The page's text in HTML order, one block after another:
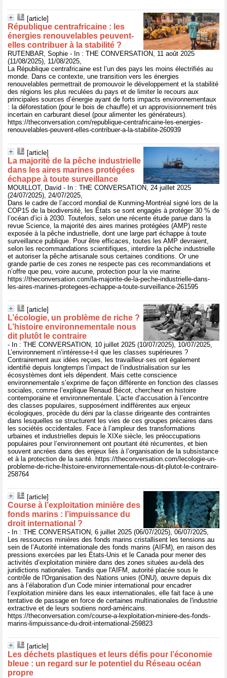
[article]
République centrafricaine : les
énergies renouvelables peuvent-
elles contribuer à la stabilité ?
RUTENBAR, Sophie - In : THE CONVERSATION, 11 août 2025
(11/08/2025), 11/08/2025,
La République centrafricaine est l’un des pays les moins électrifiés au
monde. Dans ce contexte, une transition vers les énergies
renouvelables permettrait de promouvoir le développement et la stabilité
des régions les plus reculées du pays et de limiter le recours aux
principales sources d’énergie ayant de forts impacts environnementaux
: la déforestation (pour le bois de chauffe) et un approvisionnement très
incertain en carburant diesel (pour alimenter les générateurs).
https://theconversation.com/republique-centrafricaine-les-energies-
renouvelables-peuvent-elles-contribuer-a-la-stabilite-260939
[article]
La majorité de la pêche industrielle
dans les aires marines protégées
échappe à toute surveillance
MOUILLOT, David - In : THE CONVERSATION, 24 juillet 2025
(24/07/2025), 24/07/2025,
Dans le cadre de l’accord mondial de Kunming-Montréal signé lors de la
COP15 de la biodiversité, les États se sont engagés à protéger 30 % de
l’océan d’ici à 2030. Toutefois, selon une récente étude parue dans la
revue Science, la majorité des aires marines protégées (AMP) reste
exposée à la pêche industrielle, dont une large part échappe à toute
surveillance publique. Pour être efficaces, toutes les AMP devraient,
selon les recommandations scientifiques, interdire la pêche industrielle
et autoriser la pêche artisanale sous certaines conditions. Or une
grande partie de ces zones ne respecte pas ces recommandations et
n’offre que peu, voire aucune, protection pour la vie marine.
https://theconversation.com/la-majorite-de-la-peche-industrielle-dans-
les-aires-marines-protegees-echappe-a-toute-surveillance-261595
[article]
L’écologie, un problème de riche ?
L’histoire environnementale nous
dit plutôt le contraire
- In : THE CONVERSATION, 10 juillet 2025 (10/07/2025), 10/07/2025,
L’environnement n’intéresse-t-il que les classes supérieures ?
Contrairement aux idées reçues, les travailleur·ses ont également
identifié depuis longtemps l’impact de l’industrialisation sur les
écosystèmes dont iels dépendent. Mais cette conscience
environnementale s’exprime de façon différente en fonction des classes
sociales, comme l’explique Renaud Bécot, chercheur en histoire
contemporaine et environnementale. L’acte d’accusation à l’encontre
des classes populaires, supposément indifférentes aux enjeux
écologiques, procède du déni par la classe dirigeante des contraintes
dans lesquelles se structurent les vies de ces groupes précaires dans
les sociétés occidentales. Face à l’ampleur des transformations
urbaines et industrielles depuis le XIXe siècle, les préoccupations
populaires pour l’environnement ont pourtant été récurrentes, et bien
souvent ancrées dans des enjeux liés à l’organisation de la subsistance
et à la protection de la santé. https://theconversation.com/lecologie-un-
probleme-de-riche-lhistoire-environnementale-nous-dit-plutot-le-contraire-
258764
[article]
Course à l’exploitation minière des
fonds marins : l’impuissance du
droit international ?
- In : THE CONVERSATION, 6 juillet 2025 (06/07/2025), 06/07/2025,
Les ressources minières des fonds marins cristallisent les tensions au
sein de l’Autorité internationale des fonds marins (AIFM), en raison des
pressions exercées par les États-Unis et le Canada pour mener des
activités d’exploitation minière dans des zones situées au-delà des
juridictions nationales. Tandis que l'AIFM, autorité placée sous le
contrôle de l'Organisation des Nations unies (ONU), œuvre depuis dix
ans à l’élaboration d’un Code minier international pour encadrer
l’exploitation minière dans les eaux internationales, elle fait face à une
tentative de passage en force de certaines multinationales de l'industrie
extractive et de leurs soutiens nord-américains.
https://theconversation.com/course-a-lexploitation-miniere-des-fonds-
marins-limpuissance-du-droit-international-259823
[article]
Les déchets plastiques et leurs défis pour l’économie
bleue : un regard sur le potentiel du Réseau océan
propre